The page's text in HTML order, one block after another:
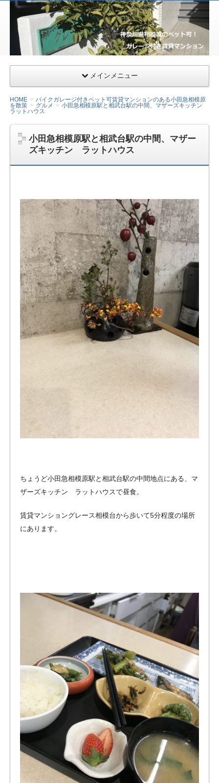
サー
ファ
ー&
ライ
ダー
千葉
県九
十九
里の
ガレ
ージ
ハウ
急相
模原
のバ
イク
ガレ
ー
ジ・
ペッ
トマ
ンシ
ョン
をご
メインメニュー
HOME
バイクガレージ付きペット可賃貸マンションのある小田急相模原
を散策
グルメ
小田急相模原駅と相武台駅の中間、マザーズキッチン
ラットハウス
小田急相模原駅と相武台駅の中間、マザー
ズキッチン ラットハウス
ちょうど小田急相模原駅と相武台駅の中間地点にある、マ
ザーズキッチン ラットハウスで昼食。
賃貸マンショングレース相模台から歩いて5分程度の場所
にあります。